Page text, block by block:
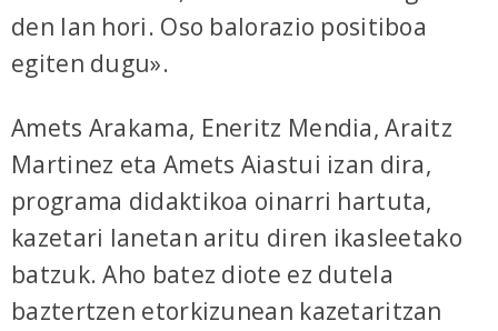
den lan hori. Oso balorazio positiboa
egiten dugu».
Amets Arakama, Eneritz Mendia, Araitz
Martinez eta Amets Aiastui izan dira,
programa didaktikoa oinarri hartuta,
kazetari lanetan aritu diren ikasleetako
batzuk. Aho batez diote ez dutela
baztertzen etorkizunean kazetaritzan